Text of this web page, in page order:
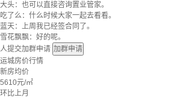
大头：也可以直接咨询置业管家。
吃了么：什么时候大家一起去看看。
蓝天：上周我已经签合同了。
雪花飘飘：好的呢。
人提交加群申请 加群申请
运城房价行情
新房均价
5610元/㎡
环比上月